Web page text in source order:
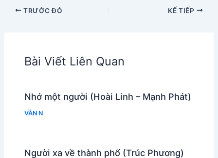
TRƯỚC ĐÓ KẾ TIẾP
Bài Viết Liên Quan
Nhớ một người (Hoài Linh – Mạnh Phát)
VẦN N
Người xa về thành phố (Trúc Phương)